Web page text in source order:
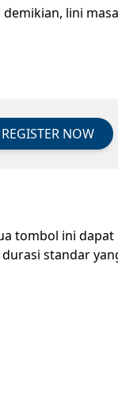
lini
REGISTER NOW
tombol ini
standar